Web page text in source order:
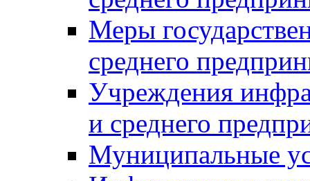
Меры
среднего
Учреждения
и среднего
Муниципальные